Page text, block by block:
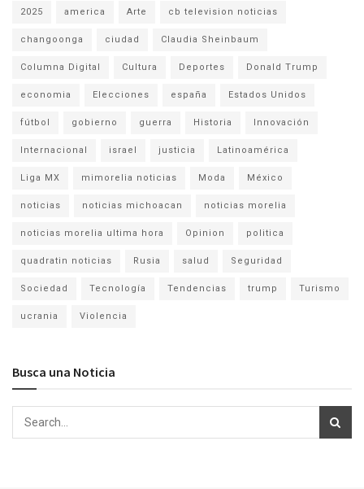
2025 america Arte cb television noticias
changoonga ciudad Claudia Sheinbaum
Columna Digital Cultura Deportes Donald Trump
economia Elecciones españa Estados Unidos
fútbol gobierno guerra Historia Innovación
Internacional israel justicia Latinoamérica
Liga MX mimorelia noticias Moda México
noticias noticias michoacan noticias morelia
noticias morelia ultima hora Opinion politica
quadratin noticias Rusia salud Seguridad
Sociedad Tecnología Tendencias trump Turismo
ucrania Violencia
Busca una Noticia